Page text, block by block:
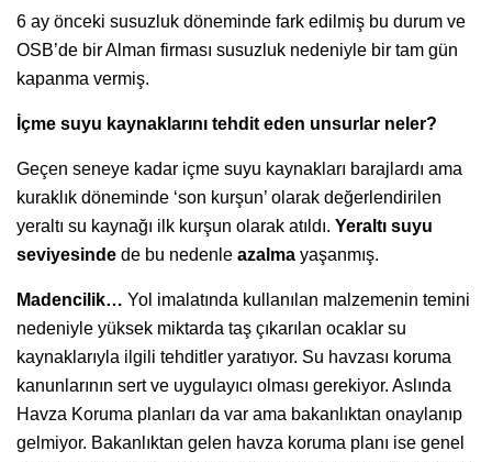
6 ay önceki susuzluk döneminde fark edilmiş bu durum ve
OSB’de bir Alman firması susuzluk nedeniyle bir tam gün
kapanma vermiş.
İçme suyu kaynaklarını tehdit eden unsurlar neler?
Geçen seneye kadar içme suyu kaynakları barajlardı ama
kuraklık döneminde ‘son kurşun’ olarak değerlendirilen
yeraltı su kaynağı ilk kurşun olarak atıldı. Yeraltı suyu
seviyesinde de bu nedenle azalma yaşanmış.
Madencilik… Yol imalatında kullanılan malzemenin temini
nedeniyle yüksek miktarda taş çıkarılan ocaklar su
kaynaklarıyla ilgili tehditler yaratıyor. Su havzası koruma
kanunlarının sert ve uygulayıcı olması gerekiyor. Aslında
Havza Koruma planları da var ama bakanlıktan onaylanıp
gelmiyor. Bakanlıktan gelen havza koruma planı ise genel